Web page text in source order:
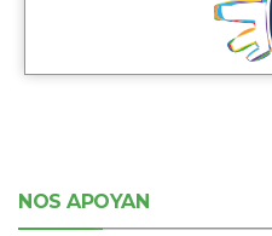
NOS APOYAN